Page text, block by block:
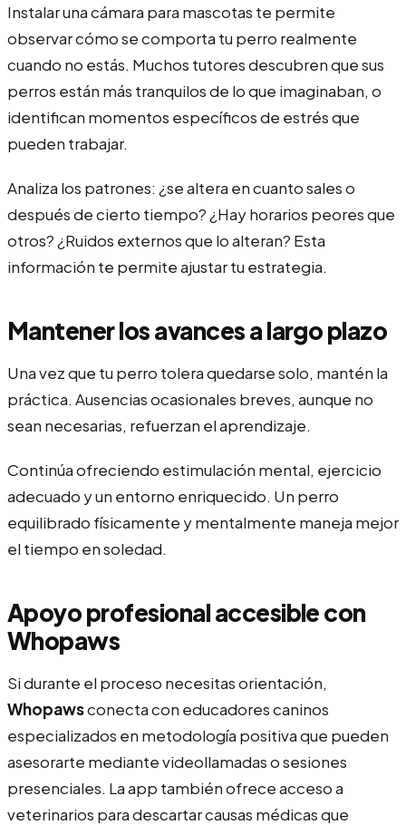
Instalar una cámara para mascotas te permite
observar cómo se comporta tu perro realmente
cuando no estás. Muchos tutores descubren que sus
perros están más tranquilos de lo que imaginaban, o
identifican momentos específicos de estrés que
pueden trabajar.
Analiza los patrones: ¿se altera en cuanto sales o
después de cierto tiempo? ¿Hay horarios peores que
otros? ¿Ruidos externos que lo alteran? Esta
información te permite ajustar tu estrategia.
Mantener los avances a largo plazo
Una vez que tu perro tolera quedarse solo, mantén la
práctica. Ausencias ocasionales breves, aunque no
sean necesarias, refuerzan el aprendizaje.
Continúa ofreciendo estimulación mental, ejercicio
adecuado y un entorno enriquecido. Un perro
equilibrado físicamente y mentalmente maneja mejor
el tiempo en soledad.
Apoyo profesional accesible con
Whopaws
Si durante el proceso necesitas orientación,
Whopawsconecta con educadores caninos
especializados en metodología positiva que pueden
asesorarte mediante videollamadas o sesiones
presenciales. La app también ofrece acceso a
veterinarios para descartar causas médicas que